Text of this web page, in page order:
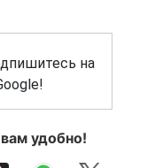
на
удобно!